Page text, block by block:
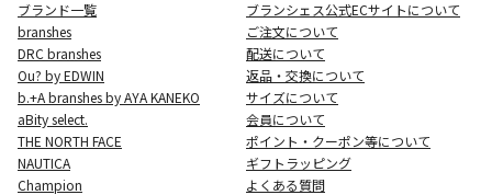
ブランド一覧
branshes
DRC branshes
Ou? by EDWIN
b.+A branshes by AYA KANEKO
aBity select.
THE NORTH FACE
NAUTICA
Champion
ブランシェス公式ECサイトについて
ご注文について
配送について
返品・交換について
サイズについて
会員について
ポイント・クーポン等について
ギフトラッピング
よくある質問